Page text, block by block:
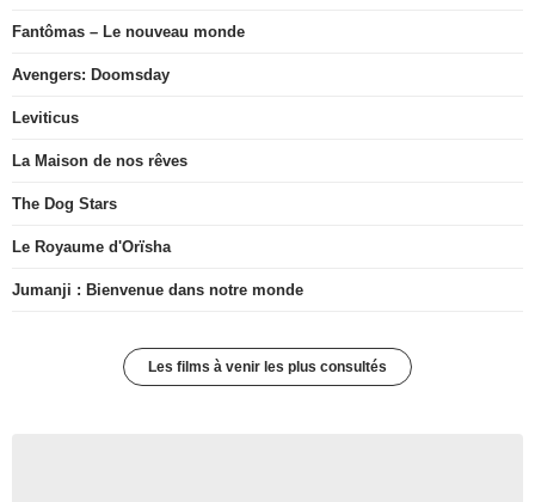
Fantômas – Le nouveau monde
Avengers: Doomsday
Leviticus
La Maison de nos rêves
The Dog Stars
Le Royaume d'Orïsha
Jumanji : Bienvenue dans notre monde
Les films à venir les plus consultés